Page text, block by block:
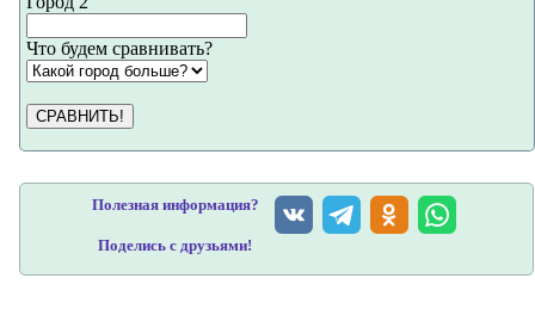
Что будем сравнивать?
СРАВНИТЬ!
Полезная информация?
Поделись с друзьями!